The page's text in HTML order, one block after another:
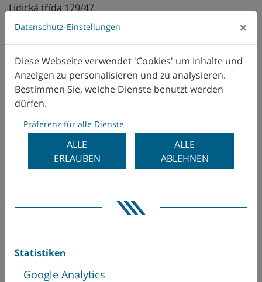
Israel
Italien
Japan
Kanada
Kolumbien
Norwegen
Lidická třída 179/47
370 01 České Budjovice
Herr Ing. Zbyněk Ludačka
zbynek(at)ludacka.cz
+420 606 637 149
http://www.ludacka.cz
4030 Linz
Datenschutz-Einstellungen ×
Diese Webseite verwendet 'Cookies' um Inhalte und
Anzeigen zu personalisieren und zu analysieren.
Bestimmen Sie, welche Dienste benutzt werden
dürfen.
Präferenz für alle Dienste
ALLE
ERLAUBEN
ALLE
ABLEHNEN
Statistiken
Google Analytics